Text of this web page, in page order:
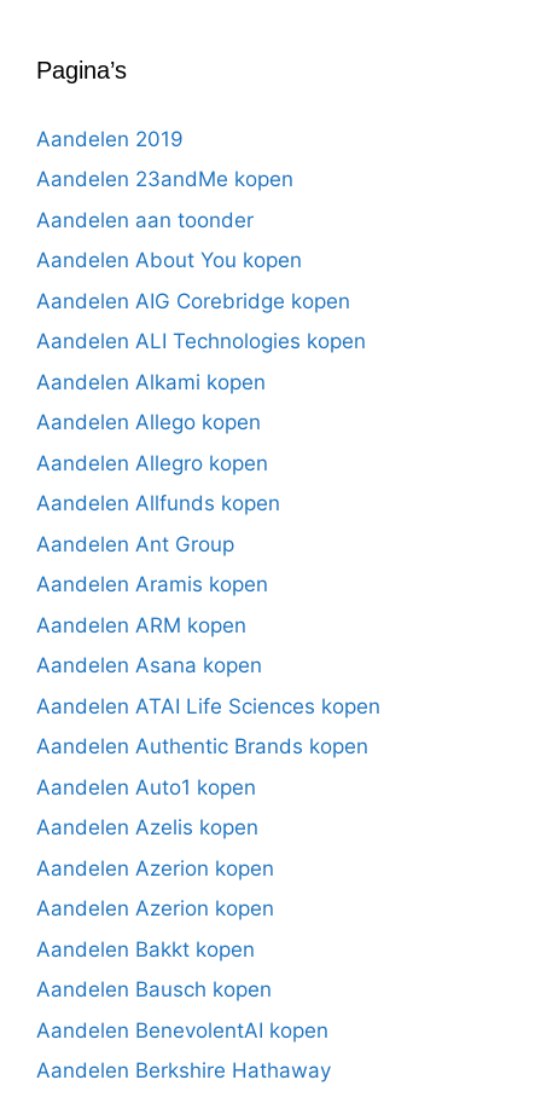
Pagina’s
Aandelen 2019
Aandelen 23andMe kopen
Aandelen aan toonder
Aandelen About You kopen
Aandelen AIG Corebridge kopen
Aandelen ALI Technologies kopen
Aandelen Alkami kopen
Aandelen Allego kopen
Aandelen Allegro kopen
Aandelen Allfunds kopen
Aandelen Ant Group
Aandelen Aramis kopen
Aandelen ARM kopen
Aandelen Asana kopen
Aandelen ATAI Life Sciences kopen
Aandelen Authentic Brands kopen
Aandelen Auto1 kopen
Aandelen Azelis kopen
Aandelen Azerion kopen
Aandelen Azerion kopen
Aandelen Bakkt kopen
Aandelen Bausch kopen
Aandelen BenevolentAI kopen
Aandelen Berkshire Hathaway